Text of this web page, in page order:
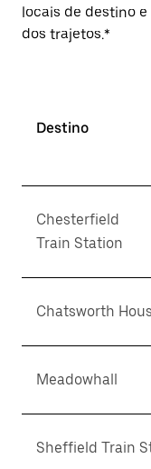
locais de destino
dos trajetos.*
Destino
Chesterfield
Train Station
Chatsworth
Meadowhall
Sheffield Train